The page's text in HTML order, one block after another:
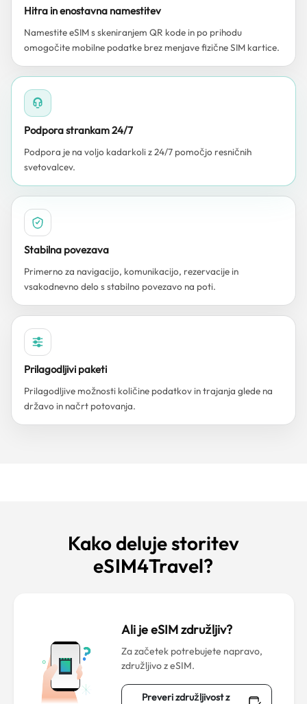
Hitra in enostavna namestitev
Namestite eSIM s skeniranjem QR kode in po prihodu
omogočite mobilne podatke brez menjave fizične SIM kartice.
Podpora strankam 24/7
Podpora je na voljo kadarkoli z 24/7 pomočjo resničnih
svetovalcev.
Stabilna povezava
Primerno za navigacijo, komunikacijo, rezervacije in
vsakodnevno delo s stabilno povezavo na poti.
Prilagodljivi paketi
Prilagodljive možnosti količine podatkov in trajanja glede na
državo in načrt potovanja.
Kako deluje storitev
eSIM4Travel?
Ali je eSIM združljiv?
Za začetek potrebujete napravo,
združljivo z eSIM.
Preveri združljivost z